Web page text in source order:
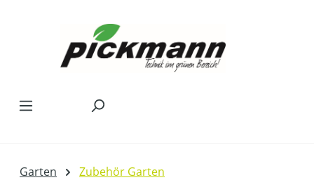
Garten Zubehör Garten